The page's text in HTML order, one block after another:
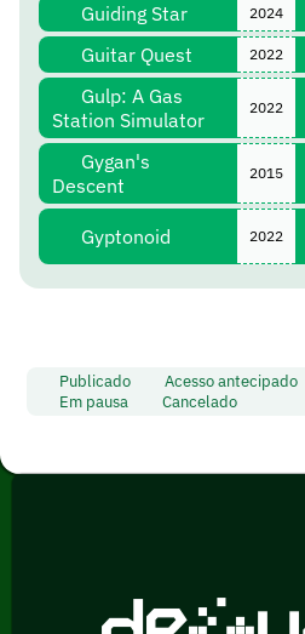
Guiding Star 2024
Guitar Quest 2022
Gulp: A Gas
Station Simulator
2022
Gygan's
Descent
2015
Gyptonoid 2022
Publicado Acesso antecipado
Em pausa
Cancelado